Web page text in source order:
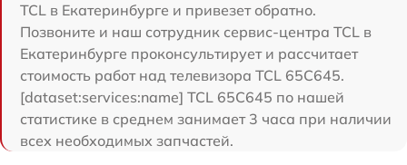
TCL в Екатеринбурге и привезет обратно.
Позвоните и наш сотрудник сервис-центра TCL в
Екатеринбурге проконсультирует и рассчитает
стоимость работ над телевизора TCL 65C645.
[dataset:services:name] TCL 65C645 по нашей
статистике в среднем занимает 3 часа при наличии
всех необходимых запчастей.